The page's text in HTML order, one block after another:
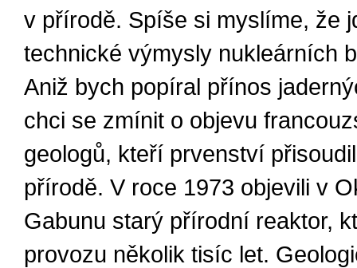
v přírodě. Spíše si myslíme, že
technické výmysly nukleárních
Aniž bych popíral přínos
chci se zmínit o objevu
geologů, kteří prvenství
přírodě. V roce 1973 objevili v
Gabunu starý přírodní reaktor,
provozu několik tisíc let.